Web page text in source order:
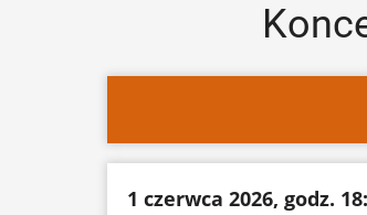
1 czerwca 2026, godz.